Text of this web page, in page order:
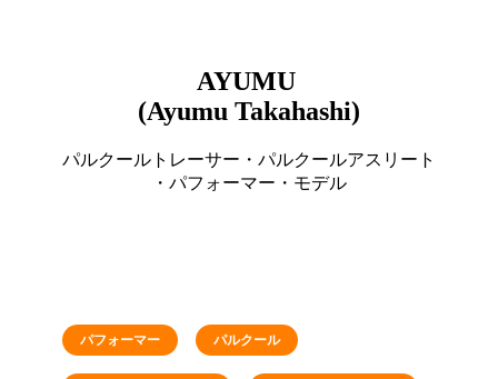
AYUMU
(Ayumu Takahashi)
パルクールトレーサー・パルクールアスリート
・パフォーマー・モデル
パフォーマー パルクール